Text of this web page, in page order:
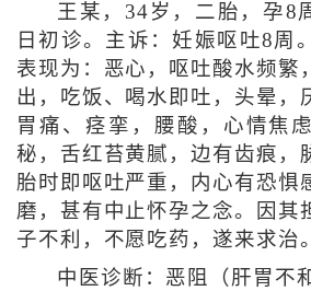
王某，34岁，二胎，孕8
日初诊。主诉：妊娠呕吐8周
表现为：恶心，呕吐酸水频繁
出，吃饭、喝水即吐，头晕，
胃痛、痉挛，腰酸，心情焦
秘，舌红苔黄腻，边有齿痕，
胎时即呕吐严重，内心有恐惧
磨，甚有中止怀孕之念。因其
子不利，不愿吃药，遂来求治。
中医诊断：恶阻（肝胃不